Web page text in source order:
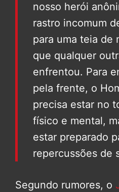
nosso herói
rastro incomum
para uma teia de
que qualquer
enfrentou. Para
pela frente, o
precisa estar no
físico e mental,
estar preparado
repercussões de
Segundo rumores, o